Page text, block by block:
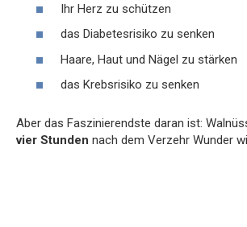
Ihr Herz zu schützen
das Diabetesrisiko zu senken
Haare, Haut und Nägel zu stärken
das Krebsrisiko zu senken
Aber das Faszinierendste daran ist:
vier Stunden nach dem Verzehr Wunder